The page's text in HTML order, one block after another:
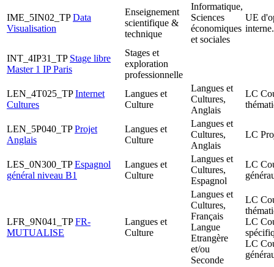
IME_5IN02_TP Data
Visualisation
Enseignement
scientifique &
technique
Informatique,
Sciences
économiques
et sociales
UE
interne.
INT_4IP31_TP Stage libre
Master 1 IP Paris
Stages et
exploration
professionnelle
LEN_4T025_TP Internet
Cultures
Langues et
Culture
Langues et
Cultures,
Anglais
LC
LEN_5P040_TP Projet
Anglais
Langues et
Culture
Langues et
Cultures,
Anglais
LC
LES_0N300_TP Espagnol
général niveau B1
Langues et
Culture
Langues et
Cultures,
Espagnol
LC
LFR_9N041_TP FR-
MUTUALISE
Langues et
Culture
Langues et
Cultures,
Français
Langue
Etrangère
et/ou
Seconde
LC
LC
LC